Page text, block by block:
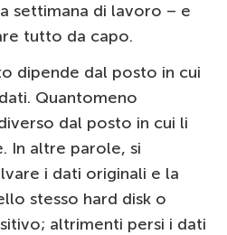
settimana di lavoro – e
tutto da capo.
dipende dal posto in cui
Quantomeno
dal posto in cui li
In altre parole, si
i dati originali e la
stesso hard disk o
altrimenti persi i dati